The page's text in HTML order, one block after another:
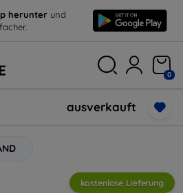
herunter und
0
ausverkauft
kostenlose Lieferung